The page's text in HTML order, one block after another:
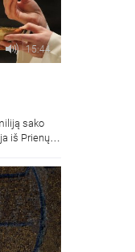
15:44
sako
iš Prienų